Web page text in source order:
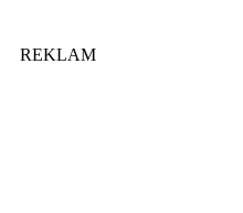
REKLAM